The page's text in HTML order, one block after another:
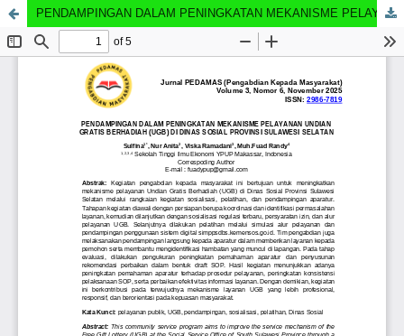
PENDAMPINGAN DALAM PENINGKATAN MEKANISME PELAYANAN UNDIAN GRATIS BERHADIAH (UGB) DI DINAS SOSIAL PROVINSI SULAWESI SELATAN